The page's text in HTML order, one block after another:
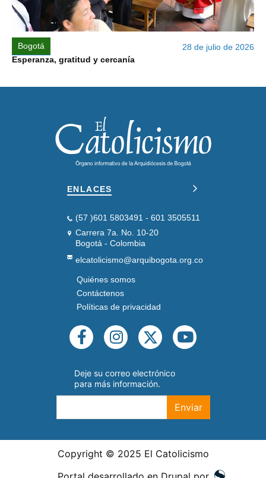
Bogotá
28 de julio de 2026
Esperanza, gratitud y cercanía
ENLACES
(57 )601 5803491 - 601 3505511
Carrera 7a. No. 10-20
Bogotá - Colombia
elcatolicismo@arquibogota.org.co
PIE
DE
PÁGINA
SEGUNDO
Quiénes somos
Contáctenos
Políticas de privacidad
REDES
SOCIALES
Deje su correo electrónico
para más información.
Enviar
Copyright © 2025 El Catolicismo